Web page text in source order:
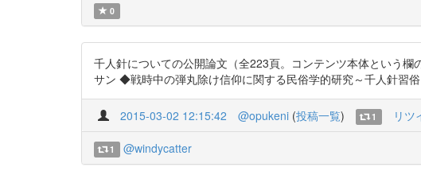
0
千人針についての公開論文（全223頁。コンテンツ本体という
サン ◆戦時中の弾丸除け信仰に関する民俗学的研究～千人針習
2015-03-02 12:15:42 @opukeni (投稿一覧) 1 リツ
1 @windycatter